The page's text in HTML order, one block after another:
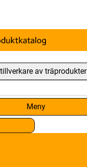
av träprodukter
Meny